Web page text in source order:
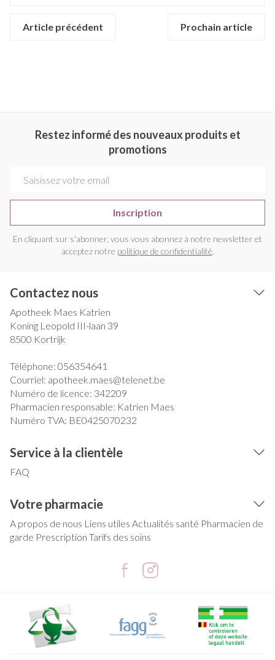
Article précédent Prochain article
Restez informé des nouveaux produits et
promotions
Inscription
En cliquant sur s'abonner, vous vous abonnez à notre newsletter et
acceptez notre politique de confidentialité.
Contactez nous
Apotheek Maes Katrien
Koning Leopold III-laan 39
8500 Kortrijk
Téléphone: 056354641
Courriel: apotheek.maes@telenet.be
Numéro de licence: 342209
Pharmacien responsable: Katrien Maes
Numéro TVA: BE0425070232
Service à la clientèle
FAQ
Votre pharmacie
A propos de nous Liens utiles Actualités santé Pharmacien de
garde Prescription Tarifs des soins